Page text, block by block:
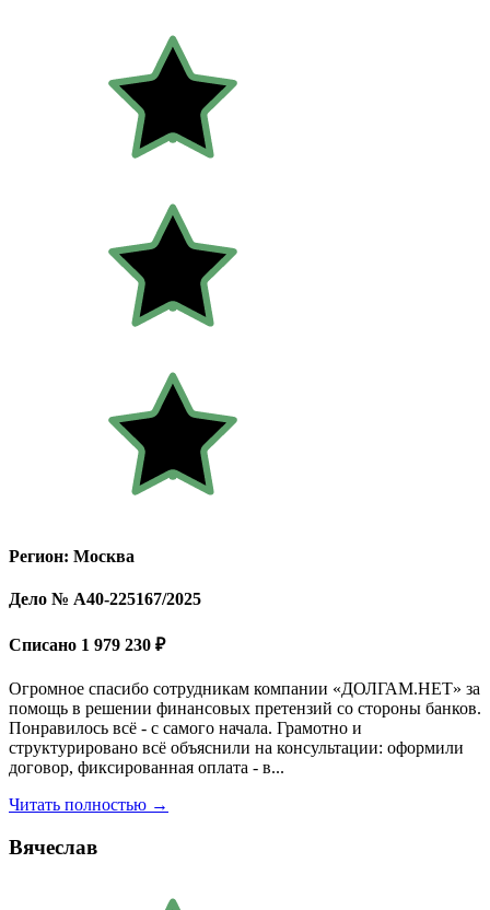
Регион: Москва
Дело № А40-225167/2025
Списано 1 979 230 ₽
Огромное спасибо сотрудникам компании «ДОЛГАМ.НЕТ» за
помощь в решении финансовых претензий со стороны банков.
Понравилось всё - с самого начала. Грамотно и
структурировано всё объяснили на консультации: оформили
договор, фиксированная оплата - в...
Читать полностью →
Вячеслав